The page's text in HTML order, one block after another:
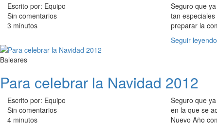
Escrito por: Equipo
Sin comentarios
3 minutos
Seguro que
tan
preparar la
Seguir leyendo
Baleares
Para celebrar la Navidad 2012
Escrito por: Equipo
Sin comentarios
4 minutos
Seguro que
en la que se
Nuevo Año